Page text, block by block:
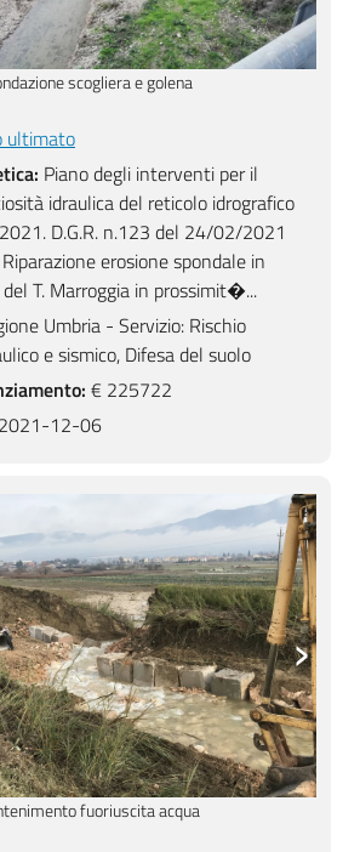
scogliera e golena
ultimato
Piano degli interventi per il
idraulica del reticolo idrografico
D.G.R. n.123 del 24/02/2021
erosione spondale in
T. Marroggia in prossimit�...
Umbria - Servizio: Rischio
e sismico, Difesa del suolo
€ 225722
2021-12-06
fuoriuscita acqua
›